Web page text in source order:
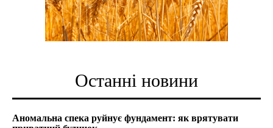
Останні новини
Аномальна спека руйнує фундамент: як врятувати